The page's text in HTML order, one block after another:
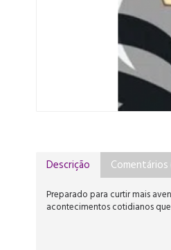
Descrição Comentários
Preparado para curtir mais
acontecimentos cotidianos